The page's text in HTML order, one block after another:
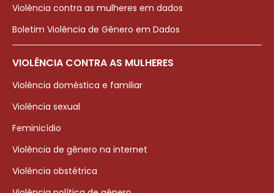
Violência contra as mulheres em dados
Boletim Violência de Gênero em Dados
VIOLÊNCIA CONTRA AS MULHERES
Violência doméstica e familiar
Violência sexual
Feminicídio
Violência de gênero na internet
Violência obstétrica